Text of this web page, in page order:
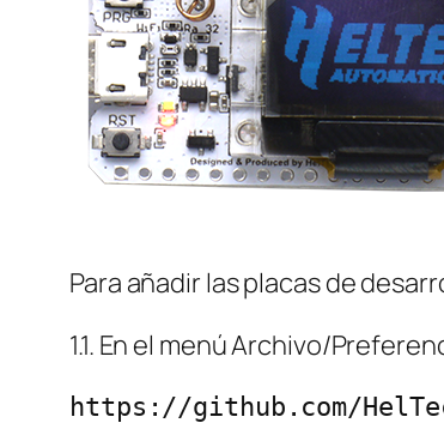
Para añadir las placas de
1.1. En el menú Archivo/
https://github.com/